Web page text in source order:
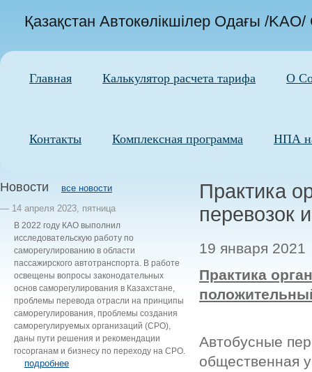
Қазақстан Автокөлікшілер Одағы /
Главная Калькулятор расчета тaрифа О
Контакты Комплексная программа НПА
Практика
перевозок
19 января 2021
Практика
Автобусные
общественная
Новости
все новости
— 14 апреля 2023, пятница
В 2022 году КАО выполнил
исследовательскую работу по
саморегулированию в области
пассажирского автотранспорта. В работе
освещены вопросы законодательных
основ саморегулирования в Казахстане,
проблемы перевода отрасли на принципы
саморегулирования, проблемы создания
саморегулируемых организаций (СРО),
даны пути решения и рекомендации
госорганам и бизнесу по переходу на СРО.
подробнее